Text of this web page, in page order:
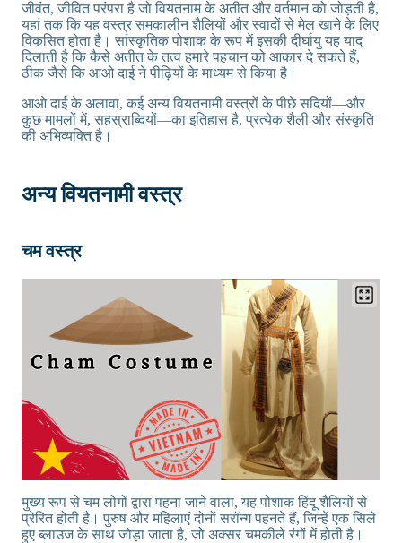
जीवंत, जीवित परंपरा है जो वियतनाम के अतीत और वर्तमान को जोड़ती है,
यहां तक कि यह वस्त्र समकालीन शैलियों और स्वादों से मेल खाने के लिए
विकसित होता है। सांस्कृतिक पोशाक के रूप में इसकी दीर्घायु यह याद
दिलाती है कि कैसे अतीत के तत्व हमारे पहचान को आकार दे सकते हैं,
ठीक जैसे कि आओ दाई ने पीढ़ियों के माध्यम से किया है।
आओ दाई के अलावा, कई अन्य वियतनामी वस्त्रों के पीछे सदियों—और
कुछ मामलों में, सहस्राब्दियों—का इतिहास है, प्रत्येक शैली और संस्कृति
की अभिव्यक्ति है।
अन्य वियतनामी वस्त्र
चम वस्त्र
मुख्य रूप से चम लोगों द्वारा पहना जाने वाला, यह पोशाक हिंदू शैलियों से
प्रेरित होती है। पुरुष और महिलाएं दोनों सरॉन्ग पहनते हैं, जिन्हें एक सिले
हुए ब्लाउज के साथ जोड़ा जाता है, जो अक्सर चमकीले रंगों में होती है।